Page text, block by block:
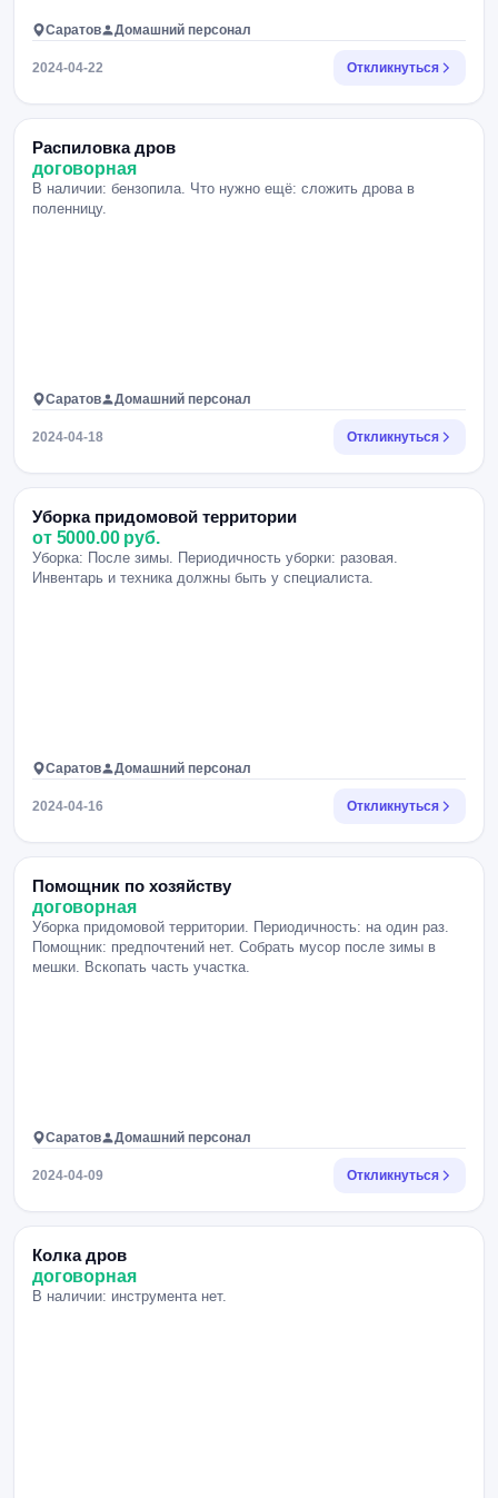
Саратов Домашний персонал
2024-04-22 Откликнуться
Распиловка дров
договорная
В наличии: бензопила. Что нужно ещё: сложить дрова в
поленницу.
Саратов Домашний персонал
2024-04-18 Откликнуться
Уборка придомовой территории
от 5000.00 руб.
Уборка: После зимы. Периодичность уборки: разовая.
Инвентарь и техника должны быть у специалиста.
Саратов Домашний персонал
2024-04-16 Откликнуться
Помощник по хозяйству
договорная
Уборка придомовой территории. Периодичность: на один раз.
Помощник: предпочтений нет. Собрать мусор после зимы в
мешки. Вскопать часть участка.
Саратов Домашний персонал
2024-04-09 Откликнуться
Колка дров
договорная
В наличии: инструмента нет.